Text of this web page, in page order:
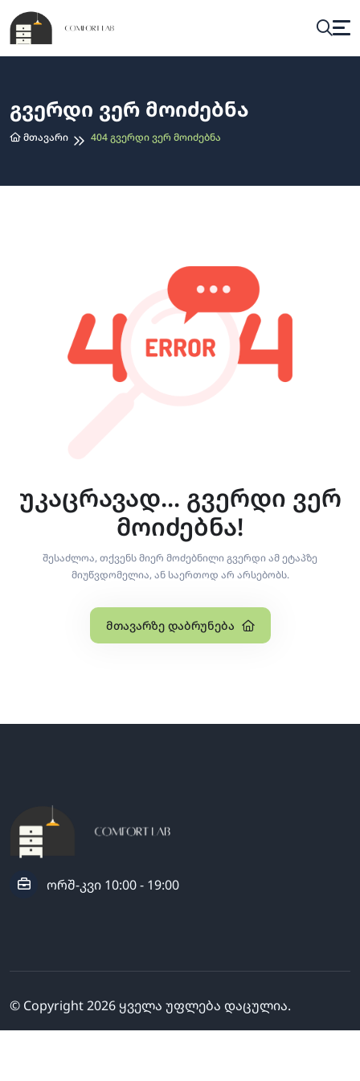
Გვერდი Ვერ Მოიძებნა
Მთავარი 404 Გვერდი Ვერ Მოიძებნა
უკაცრავად... გვერდი ვერ
მოიძებნა!
შესაძლოა, თქვენს მიერ მოძებნილი გვერდი ამ ეტაპზე
მიუწვდომელია, ან საერთოდ არ არსებობს.
Მთავარზე Დაბრუნება
ორშ-კვი 10:00 - 19:00
© Copyright2026 ყველა უფლება დაცულია.